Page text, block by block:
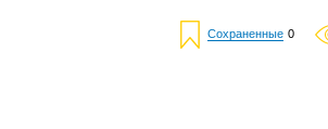
Сохраненные 0